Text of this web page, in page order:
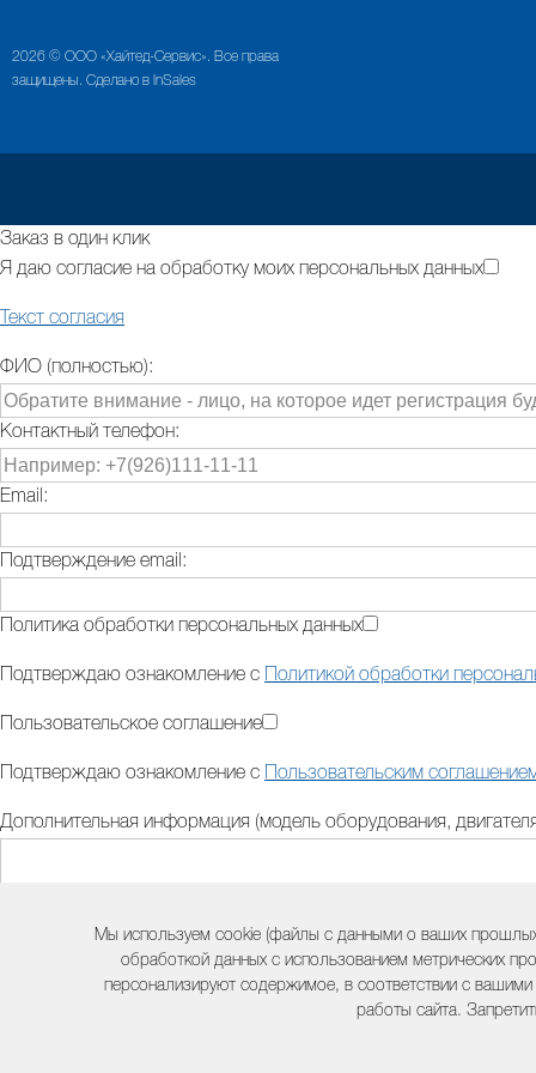
2026 © ООО «Хайтед-Сервис». Все права
защищены. Сделано в InSales
Мы используем cookie (файлы с данными о ваших
обработкой данных с использованием метрических
персонализируют содержимое, в соответствии с
работы сайта.
Заказ в один клик
Я даю согласие на обработку моих персональных данных
Текст согласия
ФИО (полностью):
Контактный телефон:
Email:
Подтверждение email:
Политика обработки персональных данных
Подтверждаю ознакомление с Политикой обработки
Пользовательское соглашение
Подтверждаю ознакомление с Пользовательским
Дополнительная информация (модель оборудования,
Контактный телефон:
Комментарий: